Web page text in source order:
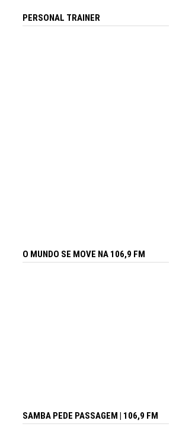
PERSONAL TRAINER
O MUNDO SE MOVE NA 106,9 FM
SAMBA PEDE PASSAGEM | 106,9 FM